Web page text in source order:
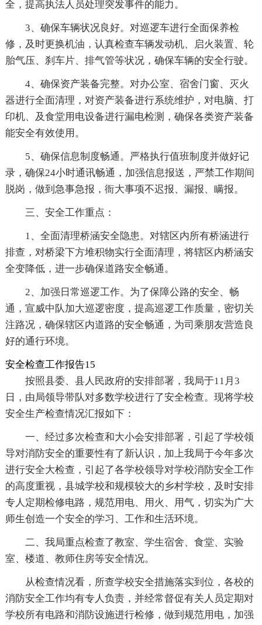
全，提高执法人员处理突发事件的能力。
3、确保车辆状况良好。对巡逻车进行全面保养检
修，及时更换机油，认真检查车辆发动机、启火装置、轮
胎气压、刹车片、排气管等状况，确保车辆的安全行驶。
4、确保资产装备完整。对办公室、宿舍门窗、灭火
器进行全面清理，对资产装备进行系统维护，对电脑、打
印机、及食堂用电设备进行漏电检测，确保各类资产装备
能安全有效使用。
5、确保信息制度畅通。严格执行值班制度并做好记
录，确保24小时通讯畅通，加强信息报送，严禁工作期间
脱岗，做到急事急报，衙大事项不迟报、漏报、瞒报。
三、安全工作重点：
1、全面清理桥涵安全隐患。对辖区内所有桥涵进行
排查，对桥梁下方堆积物实行全面清理，将辖区内桥涵安
全变降低，进一步确保道路安全畅通。
2、加强日常巡逻工作。为了保障公路的安全、畅
通，宣威中队加大巡逻密度，提高巡逻工作质量，密切关
注路况，确保辖区内道路的安全畅通，为司乘朋友营造良
好的通行环境。
安全检查工作报告15
按照县委、县人民政府的安排部署，我局于11月3
日，由局领导带队对多数学校进行了安全检查。现将学校
安全生产检查情况汇报如下：
一、经过多次检查和大小会安排部署，引起了学校领
导对消防安全的重要性有了新认识，加上我局于今年多次
进行安全大检查，引起了各学校领导对学校消防安全工作
的高度重视，县城学校和规模较大的乡村学校，及时安排
专人定期检修电路，规范用电、用火、用气，切实为广大
师生创造一个安全的学习、工作和生活环境。
二、我局重点检查了教室、学生宿舍、食堂、实验
室、楼道、教师住房等安全情况。
从检查情况看，所查学校安全措施落实到位，各校的
消防安全工作均有专人负责，并经常督促有关人员定期对
学校所有电路和消防设施进行检修，做到规范用电，加强